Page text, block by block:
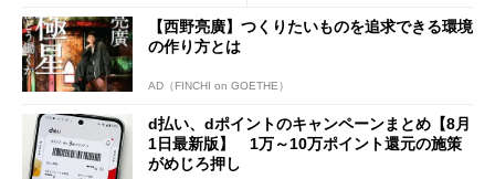
【西野亮廣】つくりたいものを追求できる環境
の作り方とは
AD（FINCHI on GOETHE）
d払い、dポイントのキャンペーンまとめ【8月
1日最新版】 1万～10万ポイント還元の施策
がめじろ押し